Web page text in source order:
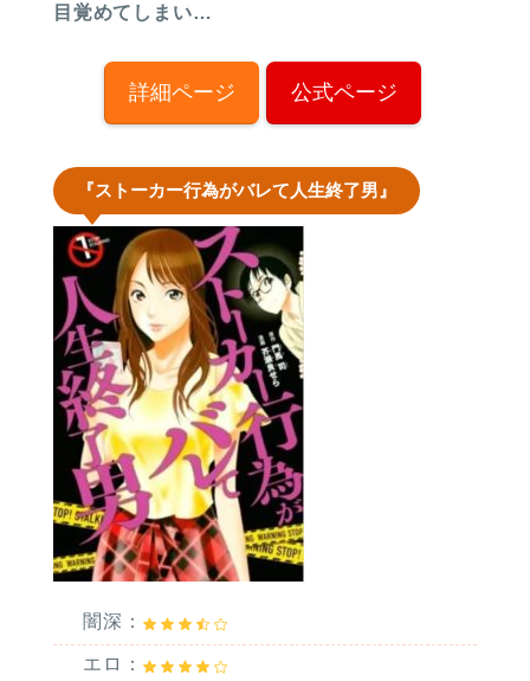
目覚めてしまい…
詳細ページ 公式ページ
『ストーカー行為がバレて人生終了男』
闇深：
エロ：